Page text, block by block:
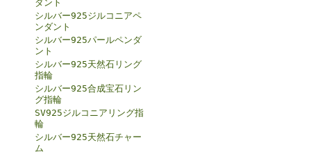
ダント
シルバー925ジルコニアペ
ンダント
シルバー925パールペンダ
ント
シルバー925天然石リング
指輪
シルバー925合成宝石リン
グ指輪
SV925ジルコニアリング指
輪
シルバー925天然石チャー
ム